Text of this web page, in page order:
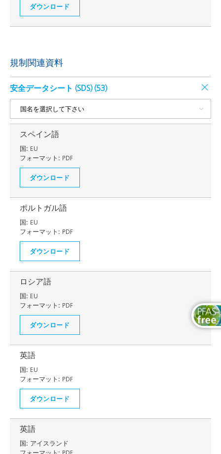
ダウンロード
規制関連資料
安全データシート (SDS) (53)
スペイン語
国: EU
フォーマット: PDF
ダウンロード
ポルトガル語
国: EU
フォーマット: PDF
ダウンロード
ロシア語
国: EU
フォーマット: PDF
ダウンロード
英語
国: EU
フォーマット: PDF
ダウンロード
英語
国: アイスランド